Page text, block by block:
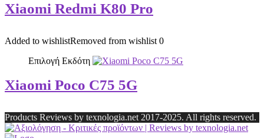
Xiaomi Redmi K80 Pro
Added to wishlistRemoved from wishlist 0
Επιλογή Εκδότη
Xiaomi Poco C75 5G
Products Reviews by texnologia.net 2017-2025. All rights reserved.